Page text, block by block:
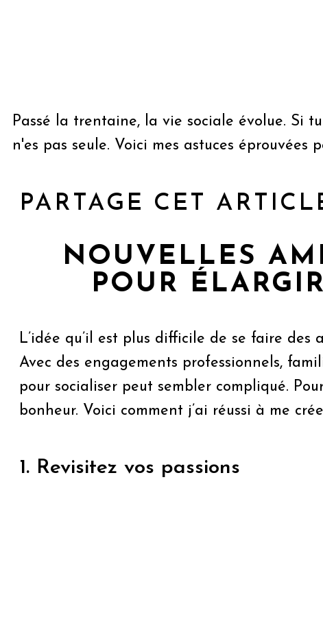
Passé la trentaine, la vie sociale évolue. Si
n'es pas seule. Voici mes astuces
PARTAGE CET
NOUVELLES
POUR
L’idée qu’il est plus difficile de se faire
Avec des engagements professionnels,
pour socialiser peut sembler compliqué.
bonheur. Voici comment j’ai réussi à me
1. Revisitez vos passions